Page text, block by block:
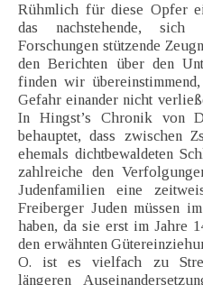
Rühmlich für diese Opfer
das nachstehende, sich
Forschungen stützende
den Berichten über den
finden wir
Gefahr einander nicht
In Hingst’s Chronik von
behauptet, dass zwischen
ehemals dichtbewaldeten
zahlreiche den
Judenfamilien eine
Freiberger Juden müssen
haben, da sie erst im Jahre
den erwähnten
O. ist es vielfach zu
längeren